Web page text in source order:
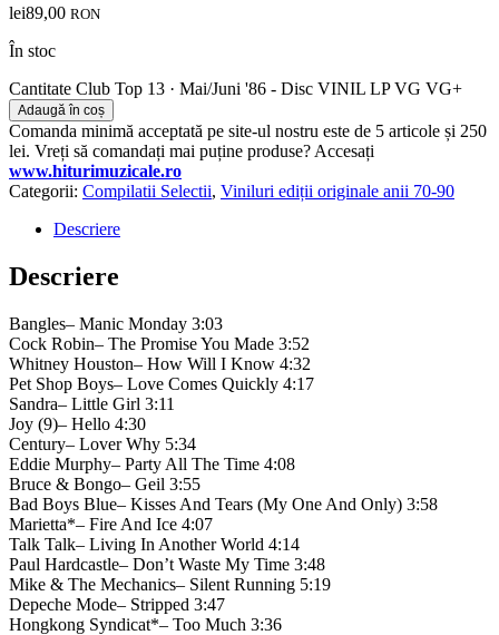
lei89,00 RON
În stoc
Cantitate Club Top 13 ­· Mai/Juni '86 - Disc VINIL LP VG VG+
Adaugă în coș
Comanda minimă acceptată pe site-ul nostru este de 5 articole și 250
lei. Vreți să comandați mai puține produse? Accesați
www.hiturimuzicale.ro
Categorii: Compilatii Selectii, Viniluri ediții originale anii 70-90
Descriere
Descriere
Bangles– Manic Monday 3:03
Cock Robin– The Promise You Made 3:52
Whitney Houston– How Will I Know 4:32
Pet Shop Boys– Love Comes Quickly 4:17
Sandra– Little Girl 3:11
Joy (9)– Hello 4:30
Century– Lover Why 5:34
Eddie Murphy– Party All The Time 4:08
Bruce & Bongo– Geil 3:55
Bad Boys Blue– Kisses And Tears (My One And Only) 3:58
Marietta*– Fire And Ice 4:07
Talk Talk– Living In Another World 4:14
Paul Hardcastle– Don’t Waste My Time 3:48
Mike & The Mechanics– Silent Running 5:19
Depeche Mode– Stripped 3:47
Hongkong Syndicat*– Too Much 3:36